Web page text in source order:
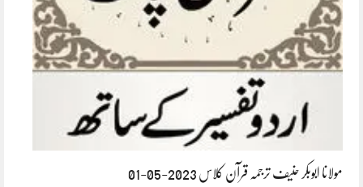
مولانا ابوبکر حنیف ترجمہ قرآن کلاس 2023-05-01